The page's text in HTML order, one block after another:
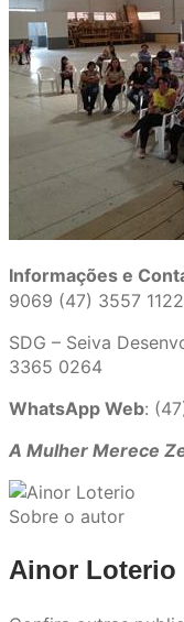
Informações e
9069 (47) 3557 1122
SDG – Seiva
3365 0264
WhatsApp Web:
A Mulher Merece
Sobre o autor
Ainor Loterio